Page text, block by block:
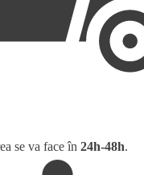
se va face în 24h-48h.